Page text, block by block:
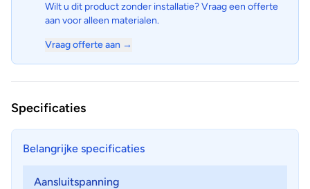
Wilt u dit product zonder installatie? Vraag een offerte
aan voor alleen materialen.
Vraag offerte aan →
Specificaties
Belangrijke specificaties
Aansluitspanning